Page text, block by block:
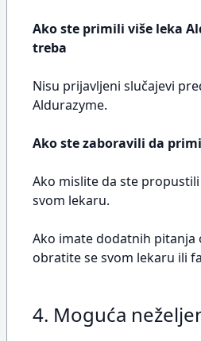
Ako ste primili više leka
treba
Nisu prijavljeni slučajevi
Aldurazyme.
Ako ste zaboravili da
Ako mislite da ste
svom lekaru.
Ako imate dodatnih pitanja
obratite se svom lekaru ili
4. Moguća